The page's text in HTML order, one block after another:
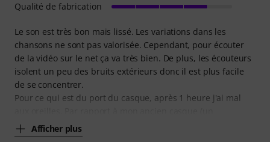
Le son est très bon mais lissé. Les variations dans les
chansons ne sont pas valorisée. Cependant, pour écouter
de la vidéo sur le net ça va très bien. De plus, les écouteurs
isolent un peu des bruits extérieurs donc il est plus facile
de se concentrer.
Pour ce qui est du port du casque, après 1 heure j'ai mal
Afficher plus
Qualité de fabrication